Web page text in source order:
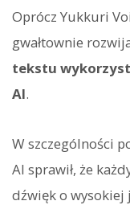
Oprócz Yukkuri
gwałtownie
tekstu
AI.
W szczególności
AI sprawił, że
dźwięk o wysokiej